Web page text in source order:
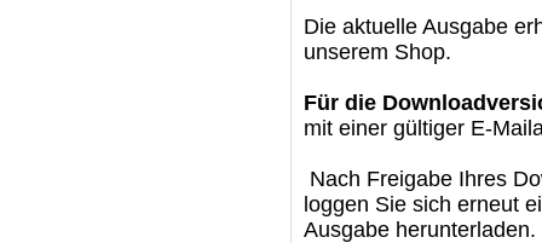
Die aktuelle Ausgabe
unserem Shop.
Für die
mit einer gültiger E-
Nach Freigabe Ihres
loggen Sie sich erneut
Ausgabe herunterladen.